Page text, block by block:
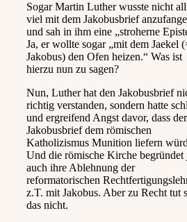
Sogar Martin Luther wusste nicht
viel mit dem Jakobusbrief
und sah in ihm eine „stroherne
Ja, er wollte sogar „mit dem Jaekel
Jakobus) den Ofen heizen.“ Was ist
hierzu nun zu sagen?
Nun, Luther hat den Jakobusbrief
richtig verstanden, sondern hatte
und ergreifend Angst davor, dass der
Jakobusbrief dem römischen
Katholizismus Munition liefern
Und die römische Kirche begründet
auch ihre Ablehnung der
reformatorischen
z.T. mit Jakobus. Aber zu Recht tut
das nicht.